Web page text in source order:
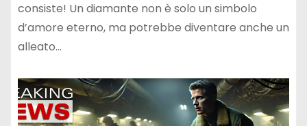
consiste! Un diamante non è solo un simbolo
d’amore eterno, ma potrebbe diventare anche un
alleato…